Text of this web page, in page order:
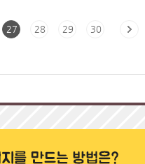
27 28 29 30